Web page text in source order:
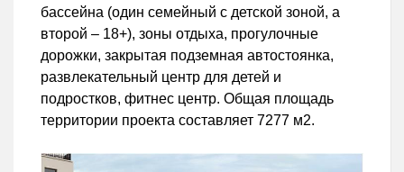
бассейна (один семейный с детской зоной, а
второй – 18+), зоны отдыха, прогулочные
дорожки, закрытая подземная автостоянка,
развлекательный центр для детей и
подростков, фитнес центр. Общая площадь
территории проекта составляет 7277 м2.